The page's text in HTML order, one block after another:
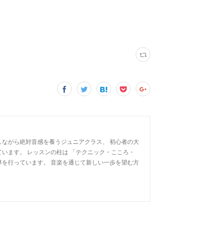
がら絶対音感を養うジュニアクラス、 初心者の大
ます。 レッスンの柱は 「テクニック・こころ・
行っています。 音楽を通じて新しい一歩を望む方